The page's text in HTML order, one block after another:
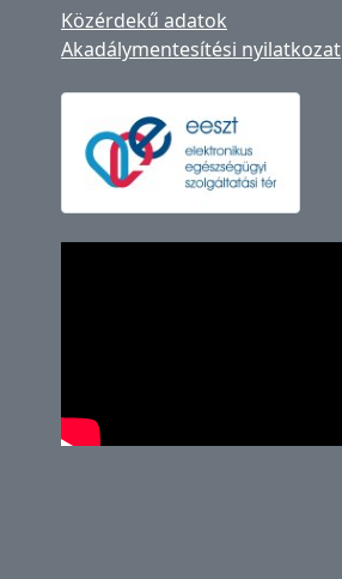
Közérdekű adatok
Akadálymentesítési nyilatkozat